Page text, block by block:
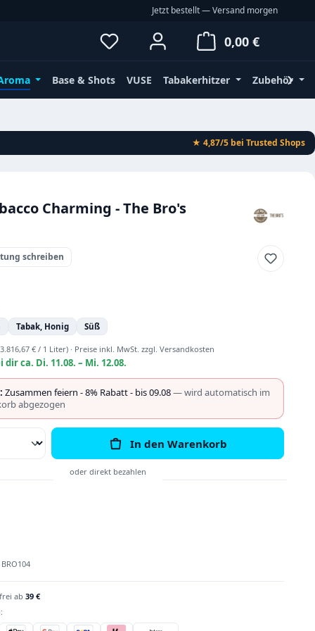
Jetzt bestellt — Versand morgen
Du hast 0 Produkte auf dem
0,00 €
Base & Shots VUSE Tabakerhitzer Zubehör
★ 4,87/5 bei Trusted Shops
Charming - The Bro's
schreiben
Tabak, Honig Süß
€ / 1 Liter) · Preise inkl. MwSt. zzgl. Versandkosten
dir ca. Di. 11.08. – Mi. 12.08.
Zusammen feiern - 8% Rabatt - bis 09.08— wird automatisch im
abgezogen
Gib den gewünschten Wert
In den Warenkorb
BRO104
ab 39 €